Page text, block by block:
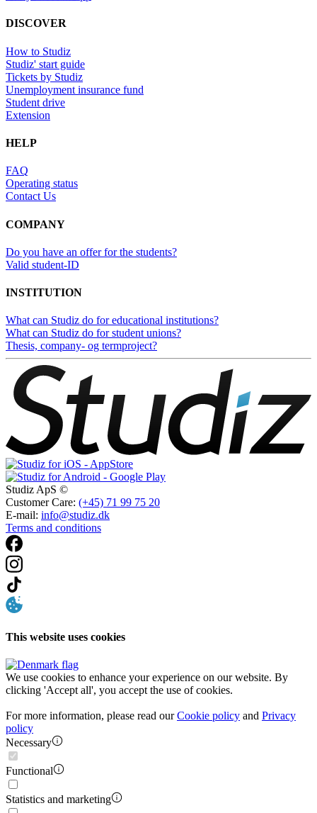
DISCOVER
How to Studiz
Studiz' start guide
Tickets by Studiz
Unemployment insurance fund
Student drive
Extension
HELP
FAQ
Operating status
Contact Us
COMPANY
Do you have an offer for the students?
Valid student-ID
INSTITUTION
What can Studiz do for educational institutions?
What can Studiz do for student unions?
Thesis, company- og termproject?
Studiz ApS ©
Customer Care: (+45) 71 99 75 20
E-mail: info@studiz.dk
Terms and conditions
This website uses cookies
We use cookies to enhance your experience on our website. By
clicking 'Accept all', you accept the use of cookies.
For more information, please read ourCookie policy and Privacy
policy
Necessary
Functional
Statistics and marketing